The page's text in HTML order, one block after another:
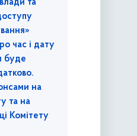
та
час і дату
буде
на
та на
Комітету